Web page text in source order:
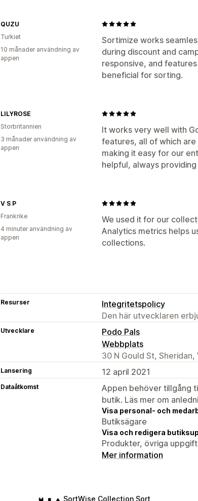
Sortimize works
during discount and
responsive, and
beneficial for sorting.
QUZU
Turkiet
10 månader användning av
appen
It works very well with
features, all of which
making it easy for our
helpful, always
LILYROSE
Storbritannien
3 månader användning av
appen
We used it for our
Analytics metrics helps
collections.
V S P
Frankrike
4 minuter användning av
appen
Resurser
Integritetspolicy
Den här utvecklaren
Utvecklare
Podo Pals
Webbplats
30 N Gould St, Sheridan,
Lansering 12 april 2021
Dataåtkomst
Appen behöver tillgång
butik. Läs mer om
Visa personal- och
Butiksägare
Visa och redigera
Produkter, övriga
Mer information
SortWise Collection Sort